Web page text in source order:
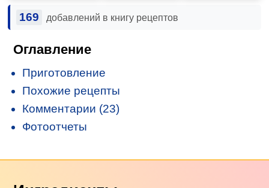
169 добавлений в книгу рецептов
Оглавление
Приготовление
Похожие рецепты
Комментарии (23)
Фотоотчеты